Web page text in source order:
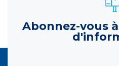
Abonnez-vous